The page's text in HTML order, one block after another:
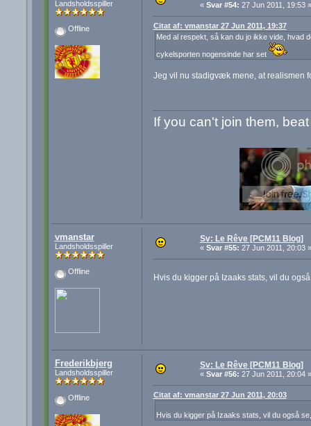
Landsholdsspiller
Offline
« Svar #54: 27 Jun 2011, 19:53 »
Citat af: vmanstar 27 Jun 2011, 19:37
Med al respekt, så kan du jo ikke vide, hvad
cykelsporten nogensinde har set
Jeg vil nu stadigvæk mene, at realismen
If you can't join them,
vmanstar
Landsholdsspiller
Offline
Sv: Le Rêve [PCM11 Blog]
« Svar #55: 27 Jun 2011, 20:03 »
Hvis du kigger på Izaaks stats, vil du
Frederikbjerg
Landsholdsspiller
Offline
Sv: Le Rêve [PCM11 Blog]
« Svar #56: 27 Jun 2011, 20:04 »
Citat af: vmanstar 27 Jun 2011, 20:03
Hvis du kigger på Izaaks stats, vil du også